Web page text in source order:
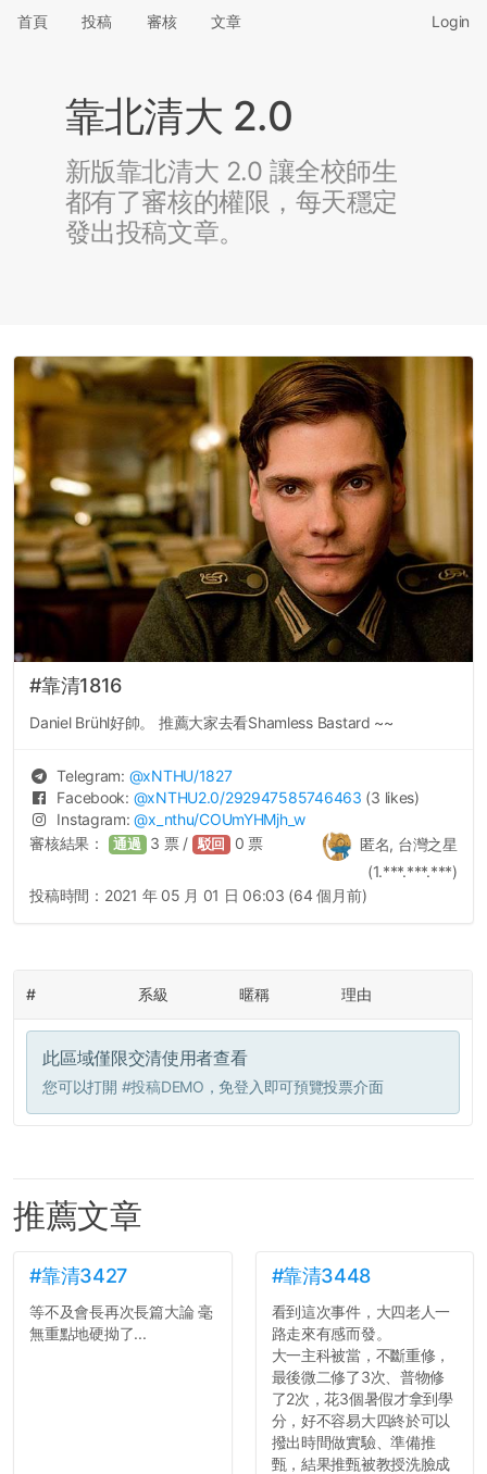
首頁 投稿 審核 文章 Login
靠北清大 2.0
新版靠北清大 2.0 讓全校師生
都有了審核的權限，每天穩定
發出投稿文章。
#靠清1816
Daniel Brühl好帥。 推薦大家去看Shamless Bastard ~~
Telegram: @xNTHU/1827
Facebook: @xNTHU2.0/292947585746463 (3 likes)
Instagram:@x_nthu/COUmYHMjh_w
匿名, 台灣之星
(1.***.***.***)
審核結果： 通過 3 票 / 駁回 0 票
投稿時間： 2021 年 05 月 01 日 06:03 (64 個月前)
# 系級 暱稱 理由
此區域僅限交清使用者查看
您可以打開 #投稿DEMO ，免登入即可預覽投票介面
推薦文章
#靠清3427
等不及會長再次長篇大論 毫
無重點地硬拗了...
#靠清3448
看到這次事件，大四老人一
路走來有感而發。
大一主科被當，不斷重修，
最後微二修了3次、普物修
了2次，花3個暑假才拿到學
分，好不容易大四終於可以
撥出時間做實驗、準備推
甄，結果推甄被教授洗臉成